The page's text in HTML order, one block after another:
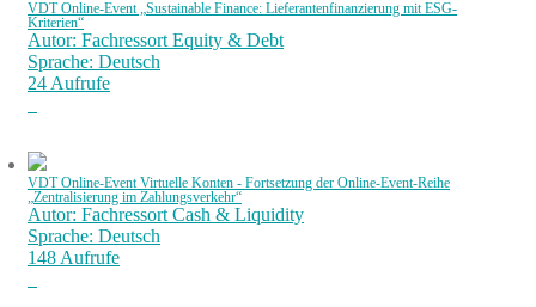
VDT Online-Event „Sustainable Finance: Lieferantenfinanzierung mit ESG-
Kriterien“
Autor: Fachressort Equity & Debt
Sprache: Deutsch
24 Aufrufe
VDT Online-Event Virtuelle Konten - Fortsetzung der Online-Event-Reihe
„Zentralisierung im Zahlungsverkehr“
Autor: Fachressort Cash & Liquidity
Sprache: Deutsch
148 Aufrufe